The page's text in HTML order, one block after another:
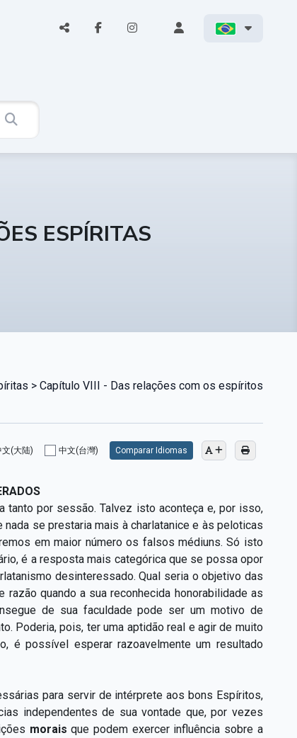
ESPÍRITAS
> Capítulo VIII - Das relações com os espíritos
文(大陆) 中文(台灣) Comparar Idiomas
tanto por sessão. Talvez isto aconteça e, por isso,
se prestaria mais à charlatanice e às peloticas
em maior número os falsos médiuns. Só isto
é a resposta mais categórica que se possa opor
desinteressado. Qual seria o objetivo das
quando a sua reconhecida honorabilidade as
de sua faculdade pode ser um motivo de
Poderia, pois, ter uma aptidão real e agir de muito
é possível esperar razoavelmente um resultado
para servir de intérprete aos bons Espíritos,
independentes de sua vontade que, por vezes
morais que podem exercer influência sobre a